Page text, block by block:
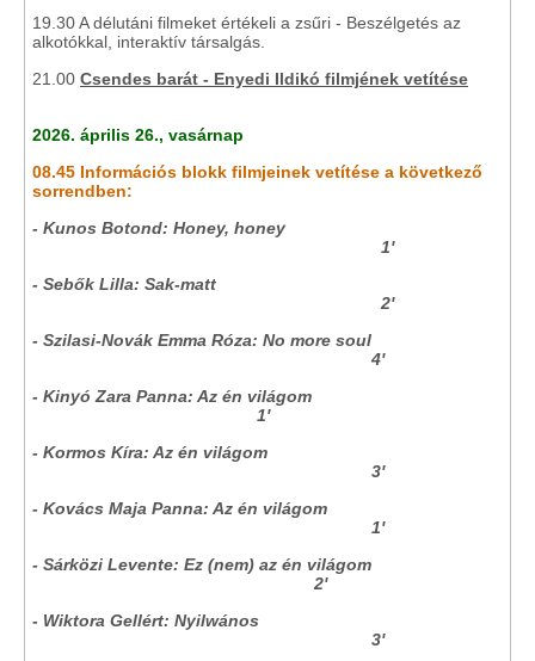
19.30 A délutáni filmeket értékeli a zsűri - Beszélgetés az
alkotókkal, interaktív társalgás.
21.00 Csendes barát - Enyedi Ildikó filmjének vetítése
2026. április 26., vasárnap
08.45 Információs blokk filmjeinek vetítése a következő
sorrendben:
- Kunos Botond: Honey, honey
1'
- Sebők Lilla: Sak-matt
2'
- Szilasi-Novák Emma Róza: No more soul
4'
- Kinyó Zara Panna: Az én világom
1'
- Kormos Kíra: Az én világom
3'
- Kovács Maja Panna: Az én világom
1'
- Sárközi Levente: Ez (nem) az én világom
2'
- Wiktora Gellért: Nyilwános
3'